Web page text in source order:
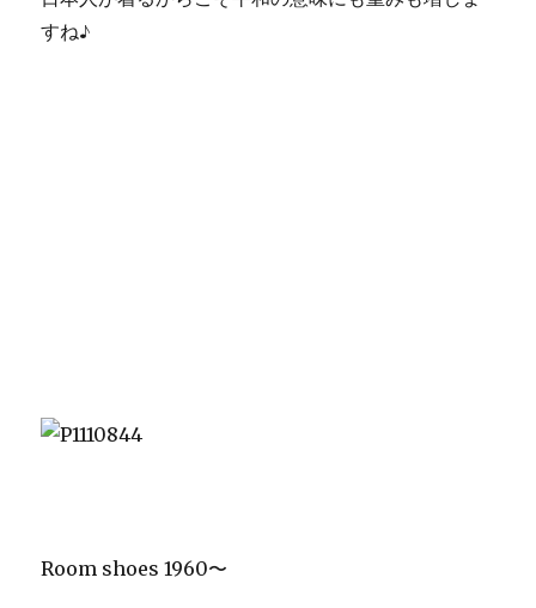
すね♪
Room shoes 1960〜